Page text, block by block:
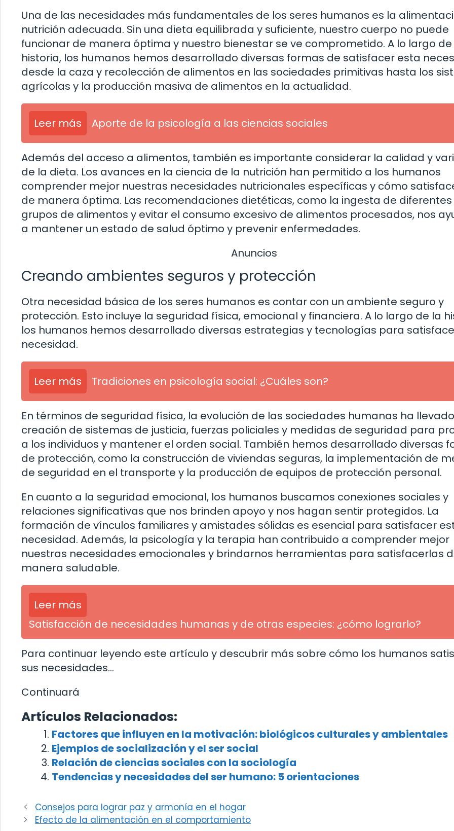
Una de las necesidades más fundamentales de los seres humanos es la
nutrición adecuada. Sin una dieta equilibrada y suficiente, nuestro cuerpo no puede
funcionar de manera óptima y nuestro bienestar se ve comprometido. A lo largo
historia, los humanos hemos desarrollado diversas formas de satisfacer esta
desde la caza y recolección de alimentos en las sociedades primitivas hasta los
agrícolas y la producción masiva de alimentos en la actualidad.
Leer más Aporte de la psicología a las ciencias sociales
Además del acceso a alimentos, también es importante considerar la calidad y
de la dieta. Los avances en la ciencia de la nutrición han permitido a los humanos
comprender mejor nuestras necesidades nutricionales específicas y cómo
de manera óptima. Las recomendaciones dietéticas, como la ingesta de diferentes
grupos de alimentos y evitar el consumo excesivo de alimentos procesados, nos
a mantener un estado de salud óptimo y prevenir enfermedades.
Anuncios
Creando ambientes seguros y protección
Otra necesidad básica de los seres humanos es contar con un ambiente seguro y
protección. Esto incluye la seguridad física, emocional y financiera. A lo largo de la
los humanos hemos desarrollado diversas estrategias y tecnologías para
necesidad.
Leer más Tradiciones en psicología social: ¿Cuáles son?
En términos de seguridad física, la evolución de las sociedades humanas ha
creación de sistemas de justicia, fuerzas policiales y medidas de seguridad para
a los individuos y mantener el orden social. También hemos desarrollado diversas
de protección, como la construcción de viviendas seguras, la implementación de
de seguridad en el transporte y la producción de equipos de protección personal.
En cuanto a la seguridad emocional, los humanos buscamos conexiones sociales y
relaciones significativas que nos brinden apoyo y nos hagan sentir protegidos. La
formación de vínculos familiares y amistades sólidas es esencial para satisfacer
necesidad. Además, la psicología y la terapia han contribuido a comprender mejor
nuestras necesidades emocionales y brindarnos herramientas para satisfacerlas
manera saludable.
Leer más
Satisfacción de necesidades humanas y de otras especies: ¿cómo lograrlo?
Para continuar leyendo este artículo y descubrir más sobre cómo los humanos
sus necesidades…
Continuará
Artículos Relacionados:
Factores que influyen en la motivación: biológicos culturales y ambientales
Ejemplos de socialización y el ser social
Relación de ciencias sociales con la sociología
Tendencias y necesidades del ser humano: 5 orientaciones
Consejos para lograr paz y armonía en el hogar
Efecto de la alimentación en el comportamiento